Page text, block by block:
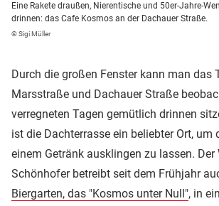
Eine Rakete draußen, Nierentische und 50er-Jahre-
drinnen: das Cafe Kosmos an der Dachauer Straße.
© Sigi Müller
Durch die großen Fenster kann man das
Marsstraße und Dachauer Straße
verregneten Tagen gemütlich drinnen
ist die Dachterrasse ein beliebter Ort, um
einem Getränk ausklingen zu lassen. Der
Schönhofer betreibt seit dem Frühjahr
Biergarten, das "Kosmos unter Null", in